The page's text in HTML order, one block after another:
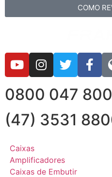
COMO
0800 047
(47) 3531
Caixas
Amplificadores
Caixas de Embutir